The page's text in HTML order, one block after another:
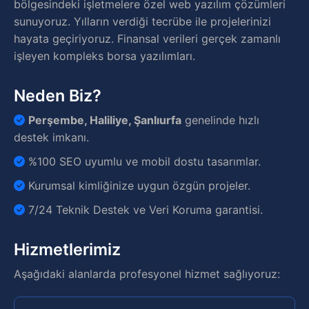
bölgesindeki işletmelere özel web yazılım çözümleri
sunuyoruz. Yılların verdiği tecrübe ile projelerinizi
hayata geçiriyoruz. Finansal verileri gerçek zamanlı
işleyen kompleks borsa yazılımları.
Neden Biz?
Perşembe, Haliliye, Şanlıurfa genelinde hızlı
destek imkanı.
%100 SEO uyumlu ve mobil dostu tasarımlar.
Kurumsal kimliğinize uygun özgün projeler.
7/24 Teknik Destek ve Veri Koruma garantisi.
Hizmetlerimiz
Aşağıdaki alanlarda profesyonel hizmet sağlıyoruz: